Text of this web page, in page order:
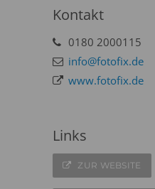
Kontakt
0180 2000115
info@fotofix.de
www.fotofix.de
Links
ZUR WEBSITE